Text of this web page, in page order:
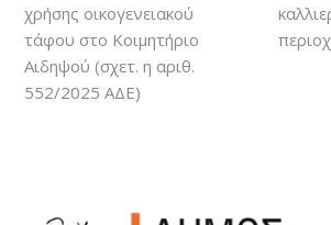
χρήσης οικογενειακού
τάφου στο Κοιμητήριο
Αιδηψού (σχετ. η αριθ.
552/2025 ΑΔΕ)